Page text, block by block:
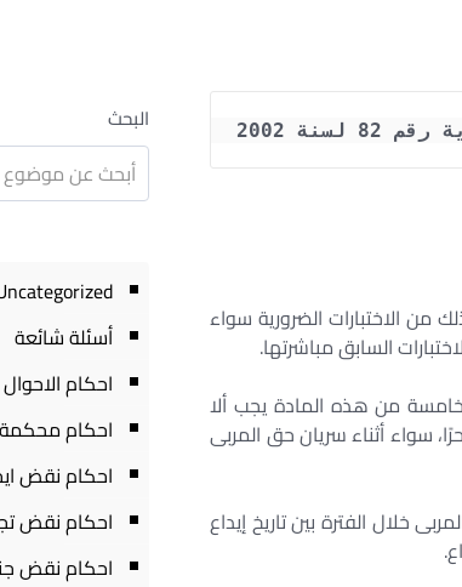
من الاختبارات الضرورية سواء
السابق مباشرتها.
من هذه المادة يجب ألا
سواء أثناء سريان حق المربى
خلال الفترة بين تاريخ إيداع
البحث
أسئلة شائعة
احكام
احكام
احكام نقض
احكام نقض
احكام نقض